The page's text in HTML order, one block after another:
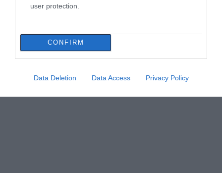
user protection.
CONFIRM
Data Deletion Data Access Privacy Policy